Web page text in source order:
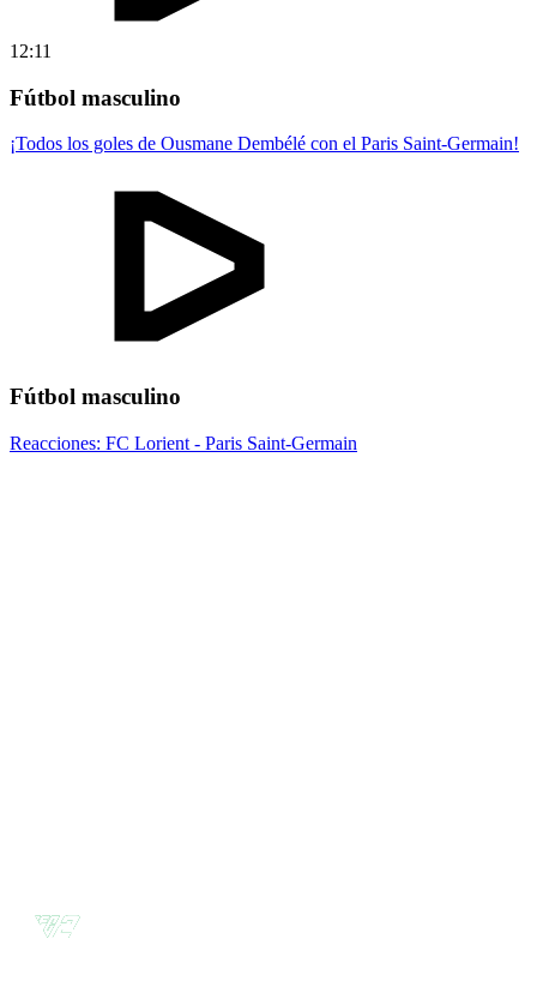
12:11
Fútbol masculino
¡Todos los goles de Ousmane Dembélé con el Paris Saint-Germain!
Fútbol masculino
Reacciones: FC Lorient - Paris Saint-Germain